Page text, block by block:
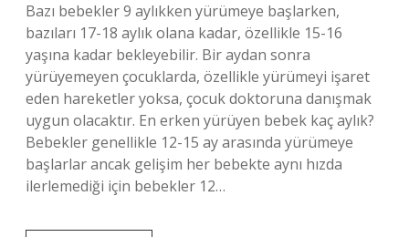
Bazı bebekler 9 aylıkken yürümeye başlarken,
bazıları 17-18 aylık olana kadar, özellikle 15-16
yaşına kadar bekleyebilir. Bir aydan sonra
yürüyemeyen çocuklarda, özellikle yürümeyi işaret
eden hareketler yoksa, çocuk doktoruna danışmak
uygun olacaktır. En erken yürüyen bebek kaç aylık?
Bebekler genellikle 12-15 ay arasında yürümeye
başlarlar ancak gelişim her bebekte aynı hızda
ilerlemediği için bebekler 12…